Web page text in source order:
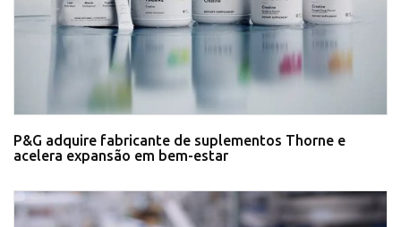
P&G adquire fabricante de suplementos Thorne e
acelera expansão em bem-estar